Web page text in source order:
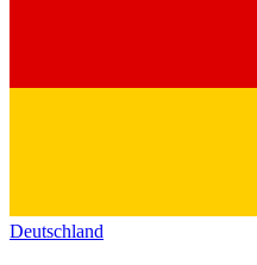
Deutschland